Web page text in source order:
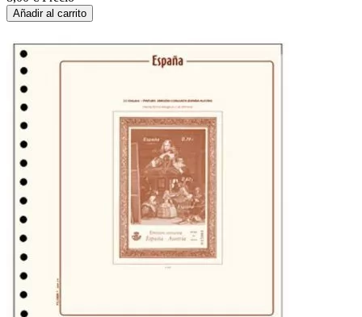
Añadir al carrito